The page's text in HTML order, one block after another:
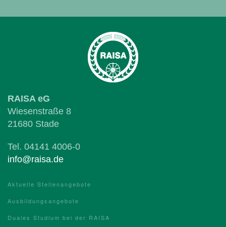
RAISA eG
Wiesenstraße 8
21680 Stade
Tel. 04141 4006-0
info@raisa.de
Aktuelle Stellenangebote
Ausbildungsangebote
Duales Studium bei der RAISA